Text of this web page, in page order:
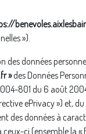
»).
des données
»des Données
801 du 6 août
ePrivacy ») et,
des données à
ci (ensemble la «